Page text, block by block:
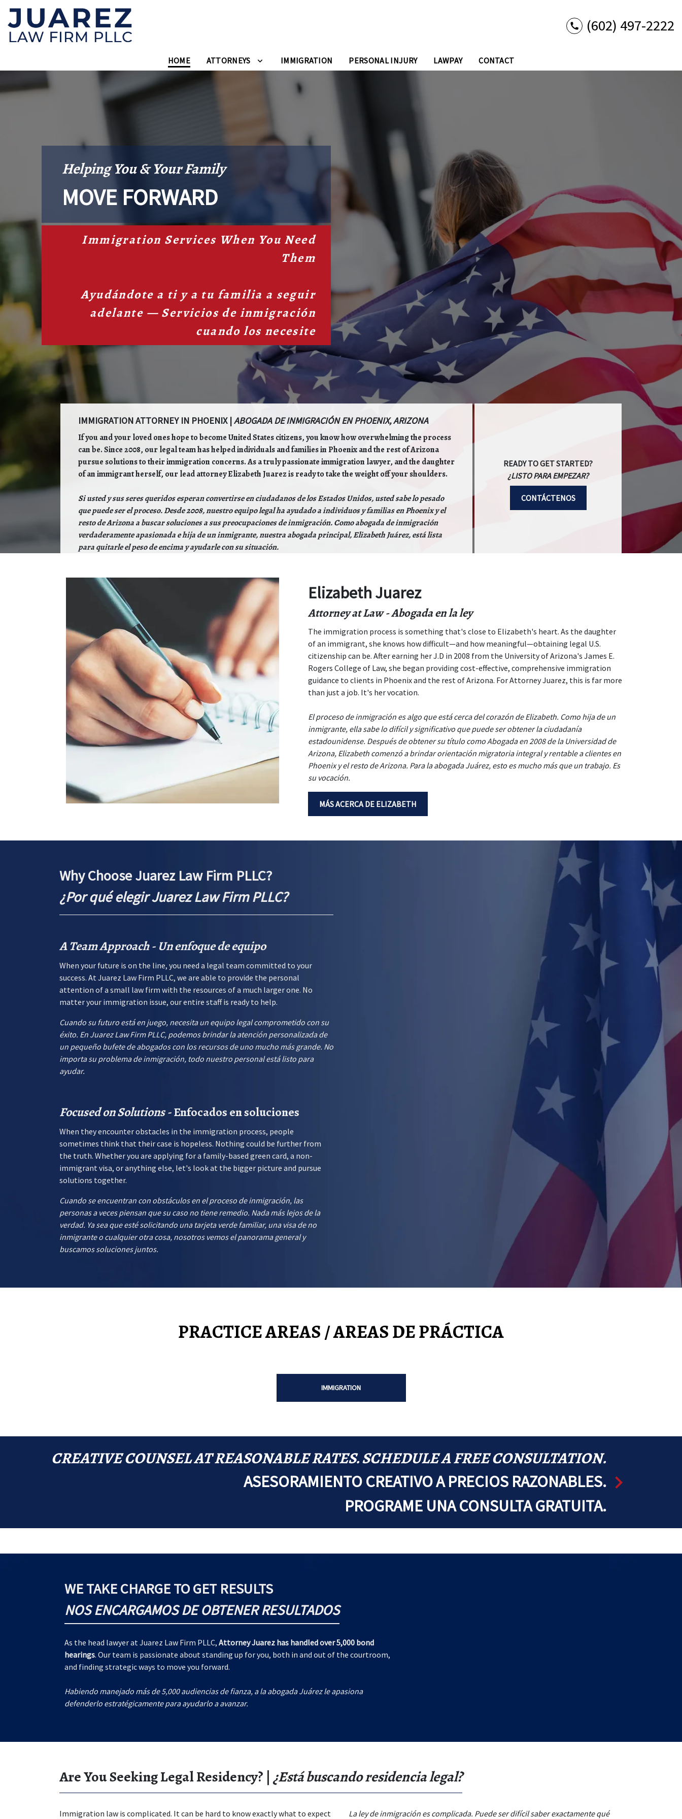
(602) 497-2222
HOME ATTORNEYS IMMIGRATION PERSONAL INJURY LAWPAY CONTACT
Helping You & Your Family
MOVE FORWARD
Immigration Services When You Need
Them
Ayudándote a ti y a tu familia a seguir
adelante — Servicios de inmigración
cuando los necesite
IMMIGRATION ATTORNEY IN PHOENIX |ABOGADA DE INMIGRACIÓN EN PHOENIX, ARIZONA
If you and your loved ones hope to become United States citizens, you know how overwhelming the process
can be. Since 2008, our legal team has helped individuals and families in Phoenix and the rest of Arizona
pursue solutions to their immigration concerns. As a truly passionate immigration lawyer, and the daughter
of an immigrant herself, our lead attorney Elizabeth Juarez is ready to take the weight off your shoulders.
Si usted y sus seres queridos esperan convertirse en ciudadanos de los Estados Unidos, usted sabe lo pesado
que puede ser el proceso. Desde 2008, nuestro equipo legal ha ayudado a individuos y familias en Phoenix y el
resto de Arizona a buscar soluciones a sus preocupaciones de inmigración. Como abogada de inmigración
verdaderamente apasionada e hija de un inmigrante, nuestra abogada principal, Elizabeth Juárez, está lista
para quitarle el peso de encima y ayudarle con su situación.
READY TO GET STARTED?
¿LISTO PARA EMPEZAR?
CONTÁCTENOS
Elizabeth Juarez
Attorney at Law-Abogada en la ley
The immigration process is something that's close to Elizabeth's heart. As the daughter
of an immigrant, she knows how difficult—and how meaningful—obtaining legal U.S.
citizenship can be. After earning her J.D in 2008 from the University of Arizona's James E.
Rogers College of Law, she began providing cost-effective, comprehensive immigration
guidance to clients in Phoenix and the rest of Arizona. For Attorney Juarez, this is far more
than just a job. It's her vocation.
El proceso de inmigración es algo que está cerca del corazón de Elizabeth. Como hija de un
inmigrante, ella sabe lo difícil y significativo que puede ser obtener la ciudadanía
estadounidense. Después de obtener su título como Abogada en 2008 de la Universidad de
Arizona, Elizabeth comenzó a brindar orientación migratoria integral y rentable a clientes en
Phoenix y el resto de Arizona. Para la abogada Juárez, esto es mucho más que un trabajo. Es
su vocación.
MÁS ACERCA DE ELIZABETH
Why Choose Juarez Law Firm PLLC?
¿Por qué elegir Juarez Law Firm PLLC?
A Team Approach - Un enfoque de equipo
When your future is on the line, you need a legal team committed to your
success. At Juarez Law Firm PLLC, we are able to provide the personal
attention of a small law firm with the resources of a much larger one. No
matter your immigration issue, our entire staff is ready to help.
Cuando su futuro está en juego, necesita un equipo legal comprometido con su
éxito. En Juarez Law Firm PLLC, podemos brindar la atención personalizada de
un pequeño bufete de abogados con los recursos de uno mucho más grande. No
importa su problema de inmigración, todo nuestro personal está listo para
ayudar.
Focused on Solutions -Enfocados en soluciones
When they encounter obstacles in the immigration process, people
sometimes think that their case is hopeless. Nothing could be further from
the truth. Whether you are applying for a family-based green card, a non-
immigrant visa, or anything else, let's look at the bigger picture and pursue
solutions together.
Cuando se encuentran con obstáculos en el proceso de inmigración, las
personas a veces piensan que su caso no tiene remedio. Nada más lejos de la
verdad. Ya sea que esté solicitando una tarjeta verde familiar, una visa de no
inmigrante o cualquier otra cosa, nosotros vemos el panorama general y
buscamos soluciones juntos.
PRACTICE AREAS / AREAS DE PRÁCTICA
IMMIGRATION
CREATIVE COUNSEL AT REASONABLE RATES. SCHEDULE A FREE CONSULTATION.
ASESORAMIENTO CREATIVO A PRECIOS RAZONABLES.
PROGRAME UNA CONSULTA GRATUITA.
WE TAKE CHARGE TO GET RESULTS
NOS ENCARGAMOS DE OBTENER RESULTADOS
As the head lawyer at Juarez Law Firm PLLC, Attorney Juarez has handled over 5,000 bond
hearings. Our team is passionate about standing up for you, both in and out of the courtroom,
and finding strategic ways to move you forward.
Habiendo manejado más de 5,000 audiencias de fianza, a la abogada Juárez le apasiona
defenderlo estratégicamente para ayudarlo a avanzar.
Are You Seeking Legal Residency? | ¿Está buscando residencia legal?
Immigration law is complicated. It can be hard to know exactly what to expect La ley de inmigración es complicada. Puede ser difícil saber exactamente qué